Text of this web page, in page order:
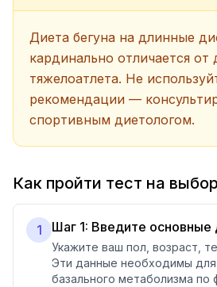
Диета бегуна на длинные
кардинально отличается от
тяжелоатлета. Не
рекомендации —
спортивным диетологом.
Как пройти тест на
1 Шаг 1: Введите основные
Укажите ваш пол, возраст,
Эти данные необходимы для
базального метаболизма